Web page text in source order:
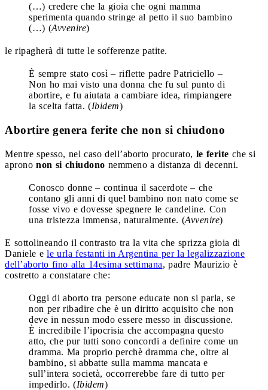
(…) credere che la gioia che ogni mamma
sperimenta quando stringe al petto il suo bambino
(…) (Avvenire)
le ripagherà di tutte le sofferenze patite.
È sempre stato così – riflette padre Patriciello –
Non ho mai visto una donna che fu sul punto di
abortire, e fu aiutata a cambiare idea, rimpiangere
la scelta fatta. (Ibidem)
Abortire genera ferite che non si chiudono
Mentre spesso, nel caso dell’aborto procurato, le ferite che si
aprono non si chiudono nemmeno a distanza di decenni.
Conosco donne – continua il sacerdote – che
contano gli anni di quel bambino non nato come se
fosse vivo e dovesse spegnere le candeline. Con
una tristezza immensa, naturalmente. (Avvenire)
E sottolineando il contrasto tra la vita che sprizza gioia di
Daniele e le urla festanti in Argentina per la legalizzazione
dell’aborto fino alla 14esima settimana, padre Maurizio è
costretto a constatare che:
Oggi di aborto tra persone educate non si parla, se
non per ribadire che è un diritto acquisito che non
deve in nessun modo essere messo in discussione.
È incredibile l’ipocrisia che accompagna questo
atto, che pur tutti sono concordi a definire come un
dramma. Ma proprio perchè dramma che, oltre al
bambino, si abbatte sulla mamma mancata e
sull’intera società, occorrerebbe fare di tutto per
impedirlo. (Ibidem)